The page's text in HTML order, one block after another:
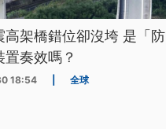
高架橋錯位卻沒垮 是「防
奏效嗎？
18:54 全球